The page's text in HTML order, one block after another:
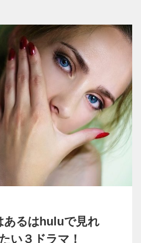
あるはhuluで見れ
い３ドラマ！